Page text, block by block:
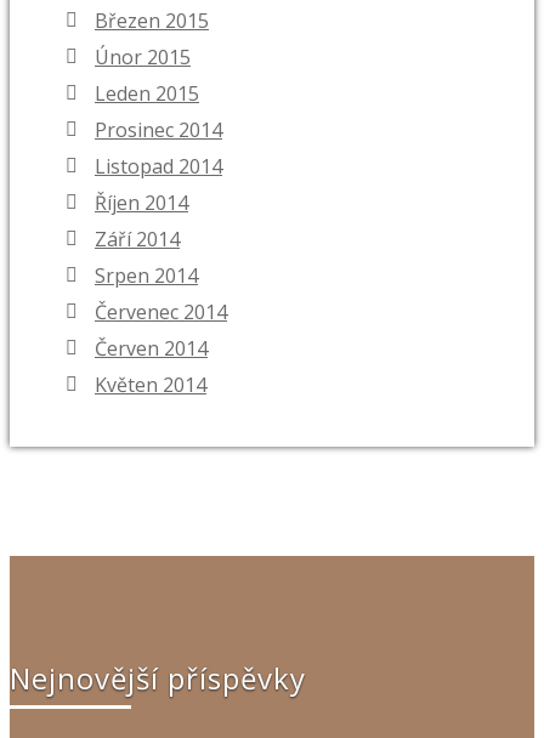
Březen 2015
Únor 2015
Leden 2015
Prosinec 2014
Listopad 2014
Říjen 2014
Září 2014
Srpen 2014
Červenec 2014
Červen 2014
Květen 2014
Nejnovější příspěvky